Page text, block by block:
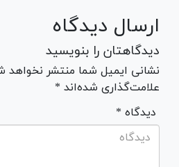
ارسال دیدگاه
دیدگاهتان را بنویسید
نشانی ایمیل شما منتشر نخواهد
علامت‌گذاری شده‌اند *
* دیدگاه